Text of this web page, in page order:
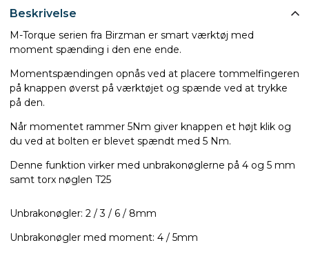
Beskrivelse
M-Torque serien fra Birzman er smart værktøj med
moment spænding i den ene ende.
Momentspændingen opnås ved at placere tommelfingeren
på knappen øverst på værktøjet og spænde ved at trykke
på den.
Når momentet rammer 5Nm giver knappen et højt klik og
du ved at bolten er blevet spændt med 5 Nm.
Denne funktion virker med unbrakonøglerne på 4 og 5 mm
samt torx nøglen T25
Unbrakonøgler: 2 / 3 / 6 / 8mm
Unbrakonøgler med moment: 4 / 5mm